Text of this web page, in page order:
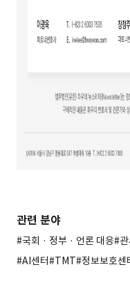
관련 분야
#국회 · 정부 · 언론 대응#관
#AI센터#TMT#정보보호센